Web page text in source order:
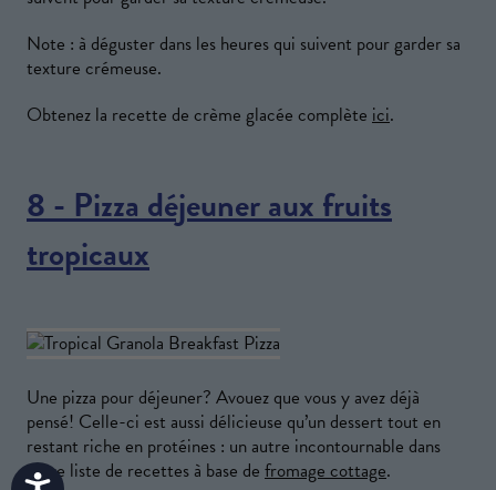
Accessibility
Note : à déguster dans les heures qui suivent pour garder sa
texture crémeuse.
Obtenez la recette de crème glacée complète ici.
8 - Pizza déjeuner aux fruits
tropicaux
Une pizza pour déjeuner? Avouez que vous y avez déjà
pensé! Celle-ci est aussi délicieuse qu’un dessert tout en
restant riche en protéines : un autre incontournable dans
votre liste de recettes à base de fromage cottage.